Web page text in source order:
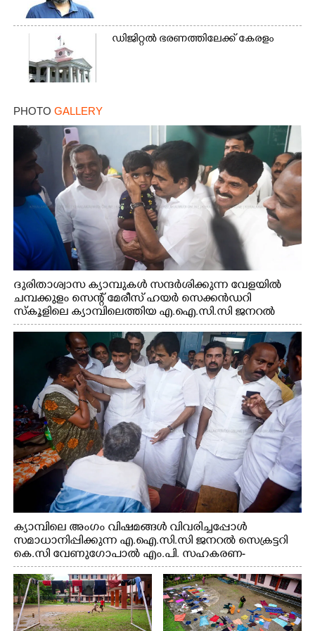
ഡിജിറ്റൽ ഭരണത്തിലേക്ക് കേരളം
PHOTO GALLERY
ദുരിതാശ്വാസ ക്യാമ്പുകൾ സന്ദർശിക്കുന്ന വേളയിൽ
ചമ്പക്കുളം സെന്റ് മേരീസ് ഹയർ സെക്കൻഡറി
സ്കൂളിലെ ക്യാമ്പിലെത്തിയ എ.ഐ.സി.സി ജനറൽ
സെക്രട്ടറി കെ.സി വേണുഗോപാൽ എം.പി കുരുന്നിനെ
എടുത്ത് ലാളിച്ചപ്പോൾ. സഹകരണ-എക്സൈസ്
വകുപ്പ് മന്ത്രി എം. ലിജു, കൃഷിവകുപ്പ് മന്ത്രി ടി. സിദ്ദിഖ്,
റെജി ചെറിയാൻ എം. എൽ. എ എന്നിവർ സമീപം
ക്യാമ്പിലെ അംഗം വിഷമങ്ങൾ വിവരിച്ചപ്പോൾ
സമാധാനിപ്പിക്കുന്ന എ.ഐ.സി.സി ജനറൽ സെക്രട്ടറി
കെ.സി വേണുഗോപാൽ എം.പി. സഹകരണ-
എക്സൈസ് വകുപ്പ് മന്ത്രി എം. ലിജു, എന്നിവർ